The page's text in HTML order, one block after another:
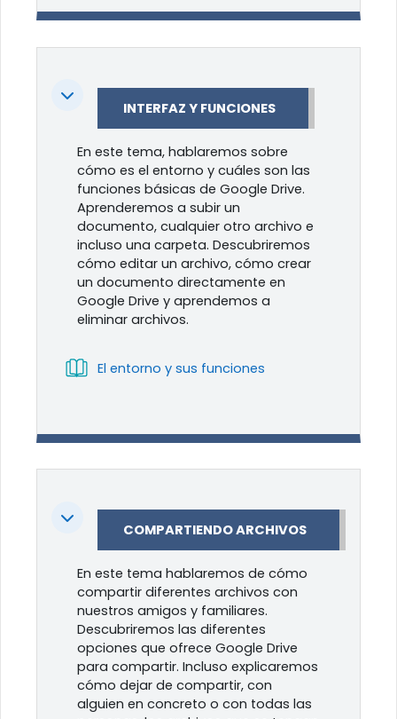
Colapsar INTERFAZ Y FUNCIONES
En este tema, hablaremos sobre
cómo es el entorno y cuáles son las
funciones básicas de Google Drive.
Aprenderemos a subir un
documento, cualquier otro archivo e
incluso una carpeta. Descubriremos
cómo editar un archivo, cómo crear
un documento directamente en
Google Drive y aprendemos a
eliminar archivos.
El entorno y sus funciones
Colapsar COMPARTIENDO ARCHIVOS
En este tema hablaremos de cómo
compartir diferentes archivos con
nuestros amigos y familiares.
Descubriremos las diferentes
opciones que ofrece Google Drive
para compartir. Incluso explicaremos
cómo dejar de compartir, con
alguien en concreto o con todas las